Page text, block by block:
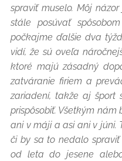
spraviť muselo. Môj
stále posúvať
počkajme ďalšie dva
vidí, že sú oveľa
ktoré majú zásadný
zatváranie firiem a
zariadení, takže aj šport
prispôsobiť. Všetkým nám
ani v máji a asi ani v júni.
či by sa to nedalo
od leta do jesene